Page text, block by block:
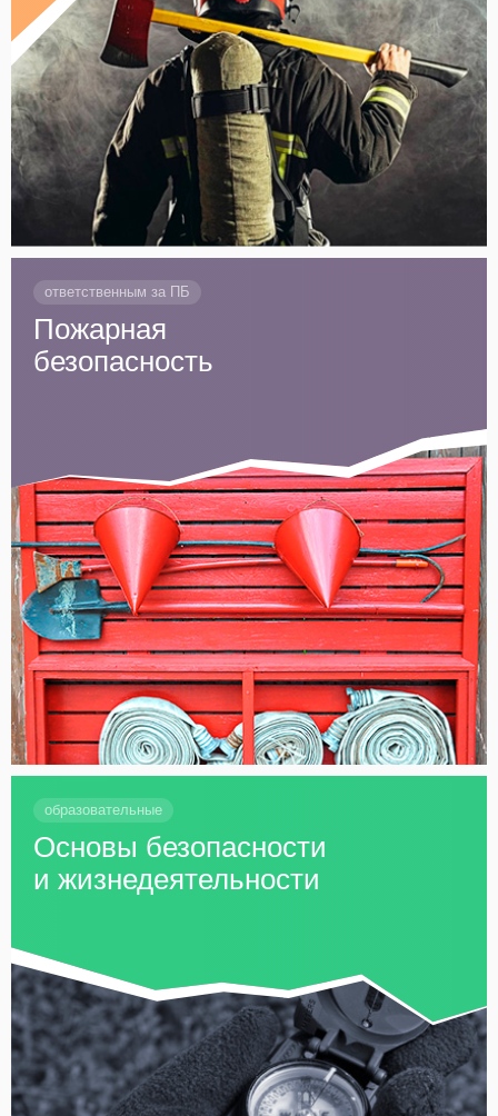
ответственным за ПБ
Пожарная
безопасность
образовательные
Основы безопасности
и жизнедеятельности